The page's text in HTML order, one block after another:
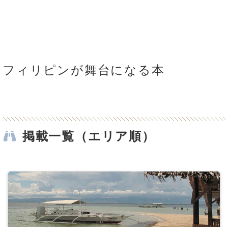
フィリピンが舞台になる本
掲載一覧（エリア順）